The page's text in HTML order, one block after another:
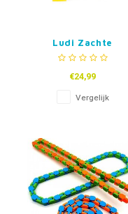
Ludi Zachte
Bouwblokkenset -
€24,99
Vergelijk